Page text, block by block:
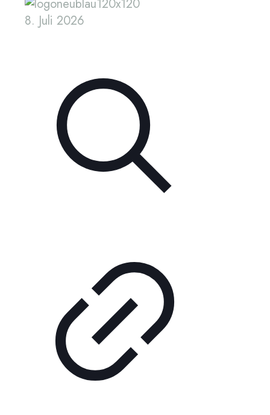
8. Juli 2026